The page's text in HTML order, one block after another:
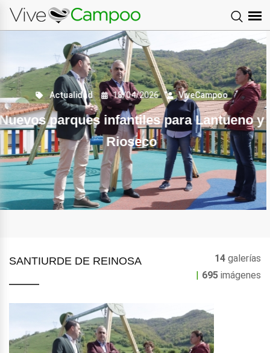
Sociedad 30/08/2023 ViveCampoo
Fiesta de los Santos Mártires en Rioseco
SANTIURDE DE REINOSA 14galerías
695imágenes